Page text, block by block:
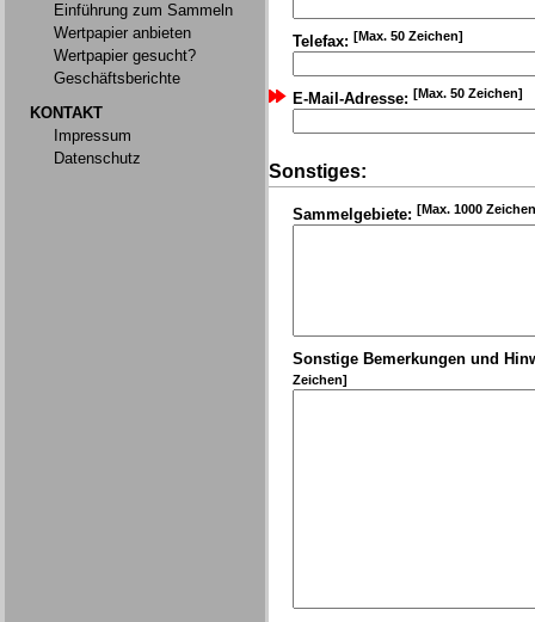
Einführung zum Sammeln
Wertpapier anbieten
Wertpapier gesucht?
Geschäftsberichte
KONTAKT
Impressum
Datenschutz
Telefax: [Max. 50 Zeichen]
E-Mail-Adresse: [Max. 50 Zeichen]
Sonstiges:
Sammelgebiete: [Max. 1000
Sonstige Bemerkungen und
Zeichen]